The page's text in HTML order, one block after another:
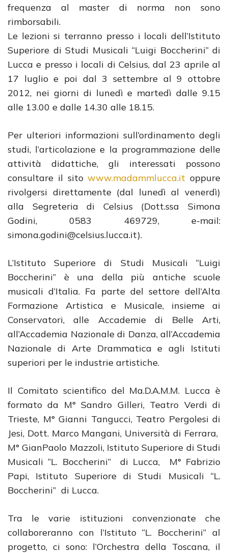
frequenza al master di norma non sono
rimborsabili.
Le lezioni si terranno presso i locali dell’Istituto
Superiore di Studi Musicali “Luigi Boccherini” di
Lucca e presso i locali di Celsius, dal 23 aprile al
17 luglio e poi dal 3 settembre al 9 ottobre
2012, nei giorni di lunedì e martedì dalle 9.15
alle 13.00 e dalle 14.30 alle 18.15.
Per ulteriori informazioni sull’ordinamento degli
studi, l’articolazione e la programmazione delle
attività didattiche, gli interessati possono
consultare il sitowww.madammlucca.it oppure
rivolgersi direttamente (dal lunedì al venerdì)
alla Segreteria di Celsius (Dott.ssa Simona
Godini, 0583 469729, e-mail:
simona.godini@celsius.lucca.it).
L’Istituto Superiore di Studi Musicali “Luigi
Boccherini” è una della più antiche scuole
musicali d’Italia. Fa parte del settore dell’Alta
Formazione Artistica e Musicale, insieme ai
Conservatori, alle Accademie di Belle Arti,
all’Accademia Nazionale di Danza, all’Accademia
Nazionale di Arte Drammatica e agli Istituti
superiori per le industrie artistiche.
Il Comitato scientifico del Ma.D.A.M.M. Lucca è
formato da M° Sandro Gilleri, Teatro Verdi di
Trieste, M° Gianni Tangucci, Teatro Pergolesi di
Jesi, Dott. Marco Mangani, Università di Ferrara,
M° GianPaolo Mazzoli, Istituto Superiore di Studi
Musicali “L. Boccherini” di Lucca, M° Fabrizio
Papi, Istituto Superiore di Studi Musicali “L.
Boccherini” di Lucca.
Tra le varie istituzioni convenzionate che
collaboreranno con l’Istituto “L. Boccherini” al
progetto, ci sono: l’Orchestra della Toscana, il